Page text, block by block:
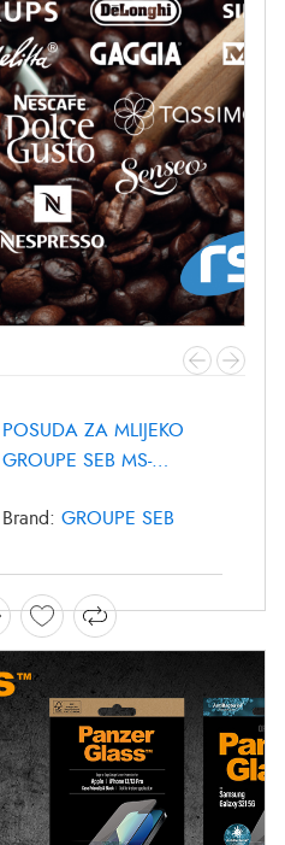
POSUDA ZA MLIJEKO
GROUPE SEB MS-
Brand:GROUPE SEB